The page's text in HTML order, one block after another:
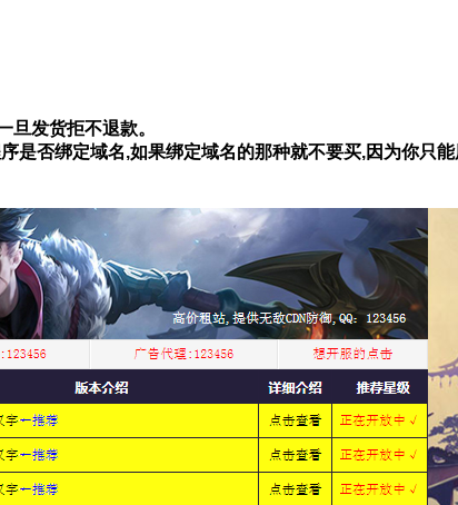
发货拒不退款。
是否绑定域名,如果绑定域名的那种就不要买,因为你只